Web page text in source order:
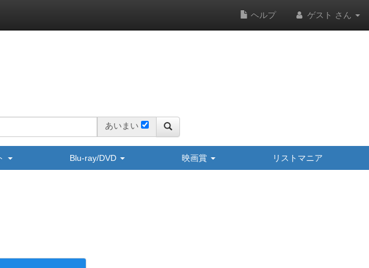
ヘルプ ゲスト さん
あいまい
Blu-ray/DVD 映画賞 リストマニア